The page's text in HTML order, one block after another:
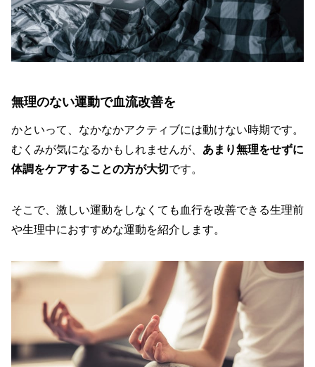
無理のない運動で血流改善を
かといって、なかなかアクティブには動けない時期です。
むくみが気になるかもしれませんが、 あまり無理をせずに
体調をケアすることの方が大切です。
そこで、激しい運動をしなくても血行を改善できる生理前
や生理中におすすめな運動を紹介します。